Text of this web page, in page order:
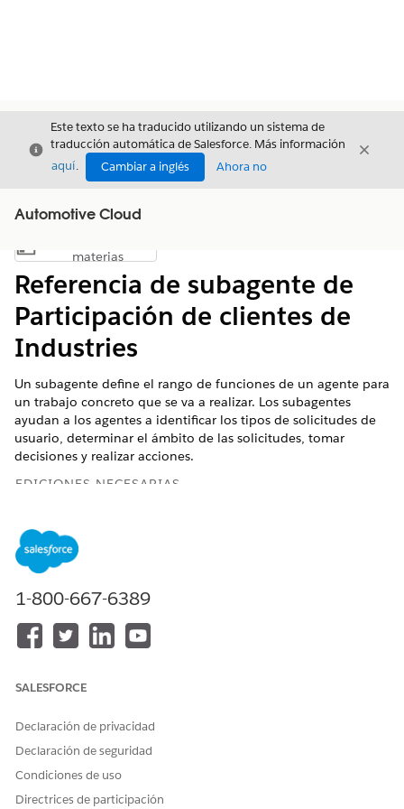
Cerrar
Este texto se ha traducido utilizando un sistema de
traducción automática de Salesforce. Más información
aquí. Cambiar a inglés Ahora no
Cerrar
Automotive Cloud
Mostrar índice de materias
materias
Referencia de subagente de
Participación de clientes de
Industries
Un subagente define el rango de funciones de un agente para
un trabajo concreto que se va a realizar. Los subagentes
ayudan a los agentes a identificar los tipos de solicitudes de
usuario, determinar el ámbito de las solicitudes, tomar
decisiones y realizar acciones.
EDICIONES NECESARIAS
Disponible en: Lightning Experience
Disponible en: Ediciones
Unlimited
Agentforce for Automotive Edition o incluido en Agentforce
1 Automotive Edition. Requiere que cada usuario tenga el
complemento Agentforce for Automotive para acceder a la
acción.
Los representantes de ventas o servicio en una empresa
de cuenta de conductor para resumir cuentas de clientes y
sus vehículos. Agentforce también ayuda a crear tareas
basadas en los resúmenes de vehículos.
Subagente: Resumen de cuenta de finanzas de conductor
1-800-667-6389
SALESFORCE
Declaración de privacidad
Declaración de seguridad
Condiciones de uso
Directrices de participación